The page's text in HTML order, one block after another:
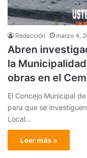
Redacción marzo 4,
Abren
la
obras en el
El Concejo Municipal
para que se
Local…
Leer más »